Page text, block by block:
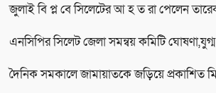
জুলাই বি প্ল বে সিলেটের আ হ ত রা পেলেন
এনসিপির সিলেট জেলা সমন্বয় কমিটি
দৈনিক সমকালে জামায়াতকে জড়িয়ে প্রকাশিত